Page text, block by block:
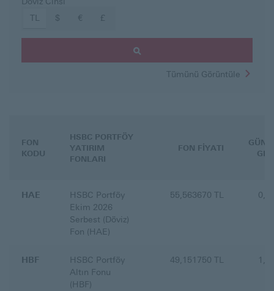
TL
$ € £
Tümünü Görüntüle
FON
KODU
HSBC PORTFÖY
YATIRIM
FONLARI
FON FİYATI
HAE
HSBC Portföy
Ekim 2026
Serbest (Döviz)
Fon (HAE)
55,563670 TL
HBF
HSBC Portföy
Altın Fonu
(HBF)
49,151750 TL